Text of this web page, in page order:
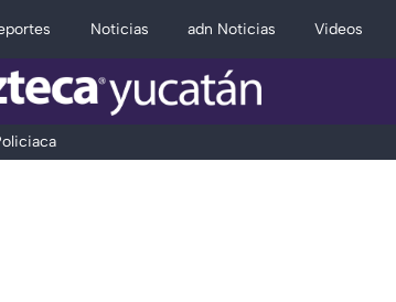
Noticias adn Noticias Videos